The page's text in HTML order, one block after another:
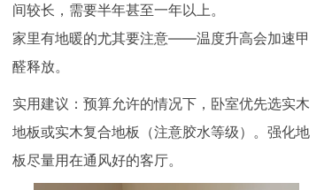
间较长，需要半年甚至一年以上。
家里有地暖的尤其要注意——温度升高会加速甲
醛释放。
实用建议：预算允许的情况下，卧室优先选实木
地板或实木复合地板（注意胶水等级）。强化地
板尽量用在通风好的客厅。